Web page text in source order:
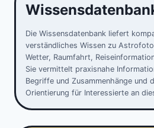
Die Wissensdatenbank liefert
verständliches Wissen zu
Wetter, Raumfahrt,
Sie vermittelt praxisnahe
Begriffe und Zusammenhänge und
Orientierung für Interessierte an